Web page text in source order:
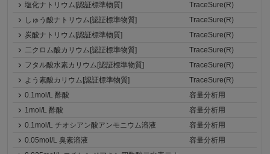
塩化ナトリウム[認証標準物質]
TraceSure(R)
しゅう酸ナトリウム[認証標準物質]
TraceSure(R)
炭酸ナトリウム[認証標準物質]
TraceSure(R)
二クロム酸カリウム[認証標準物質]
TraceSure(R)
フタル酸水素カリウム[認証標準物質]
TraceSure(R)
よう素酸カリウム[認証標準物質]
TraceSure(R)
0.1mol/L 酢酸
容量分析用
1mol/L 酢酸
容量分析用
0.1mol/L チオシアン酸アンモニウム溶液
容量分析用
0.05mol/L 臭素溶液
容量分析用